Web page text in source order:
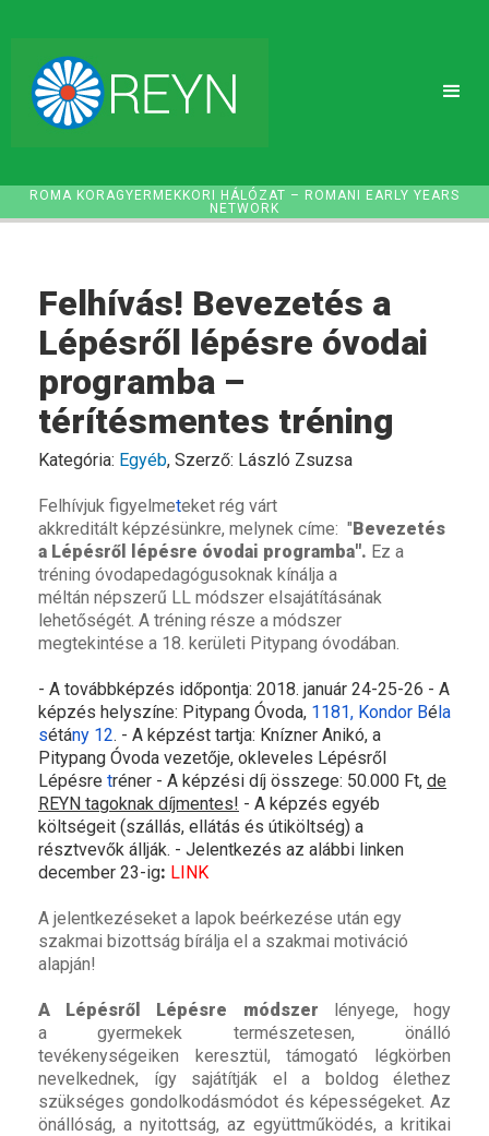
ROMA KORAGYERMEKKORI HÁLÓZAT – ROMANI EARLY YEARS
NETWORK
Felhívás! Bevezetés a
Lépésről lépésre óvodai
programba –
térítésmentes tréning
Kategória: Egyéb, Szerző: László Zsuzsa
Felhívjuk figyelmeteket rég várt
akkreditált képzésünkre, melynek címe: "Bevezetés
a Lépésről lépésre óvodai programba". Ez a
tréning óvodapedagógusoknak kínálja a
méltán népszerű LL módszer elsajátításának
lehetőségét. A tréning része a módszer
megtekintése a 18. kerületi Pitypang óvodában.
- A továbbképzés időpontja: 2018. január 24-25-26 - A
képzés helyszíne: Pitypang Óvoda, 1181, Kondor Béla
sétány 12. - A képzést tartja: Knízner Anikó, a
Pitypang Óvoda vezetője, okleveles Lépésről
Lépésre tréner - A képzési díj összege: 50.000 Ft, de
REYN tagoknak díjmentes! - A képzés egyéb
költségeit (szállás, ellátás és útiköltség) a
résztvevők állják. - Jelentkezés az alábbi linken
december 23-ig: LINK
A jelentkezéseket a lapok beérkezése után egy
szakmai bizottság bírálja el a szakmai motiváció
alapján!
A Lépésről Lépésre módszer lényege, hogy
a gyermekek természetesen, önálló
tevékenységeiken keresztül, támogató légkörben
nevelkednek, így sajátítják el a boldog élethez
szükséges gondolkodásmódot és képességeket. Az
önállóság, a nyitottság, az együttműködés, a kritikai